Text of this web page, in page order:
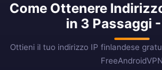
Come Ottenere
in 3 Passaggi
Ottieni il tuo indirizzo IP finlandese
FreeAndroidVPN